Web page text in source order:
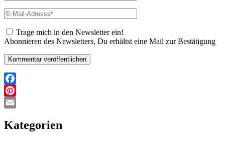
E-
Mail-
Adresse*
Trage mich in den Newsletter ein!
Abonnieren des Newsletters, Du erhältst eine Mail zur Bestätigung
Facebook
Pinterest
Kategorien